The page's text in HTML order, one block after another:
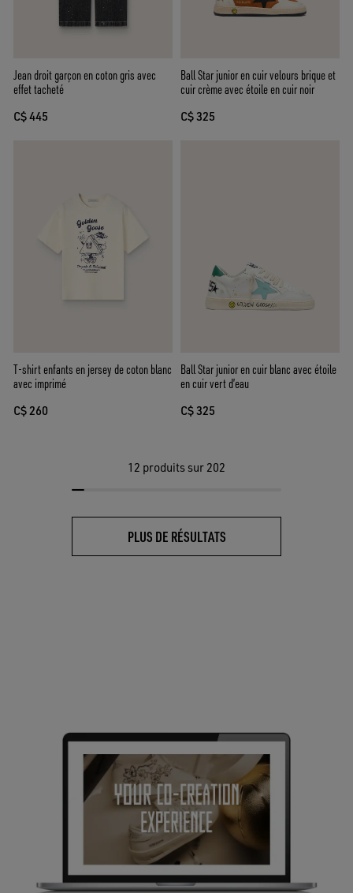
Jean droit garçon en coton gris avec
effet tacheté
C$ 445
Ball Star junior en cuir velours brique et
cuir crème avec étoile en cuir noir
C$ 325
T-shirt enfants en jersey de coton blanc
avec imprimé
C$ 260
Ball Star junior en cuir blanc avec étoile
en cuir vert d’eau
C$ 325
12 produits sur 202
PLUS DE RÉSULTATS